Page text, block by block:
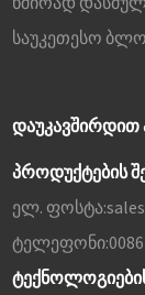
საუკეთესო
ᲓᲐᲣᲙᲐᲕᲨᲘᲠᲓᲘᲗ
პროდუქტების
ელ. ფოსტა:
ტელეფონი: